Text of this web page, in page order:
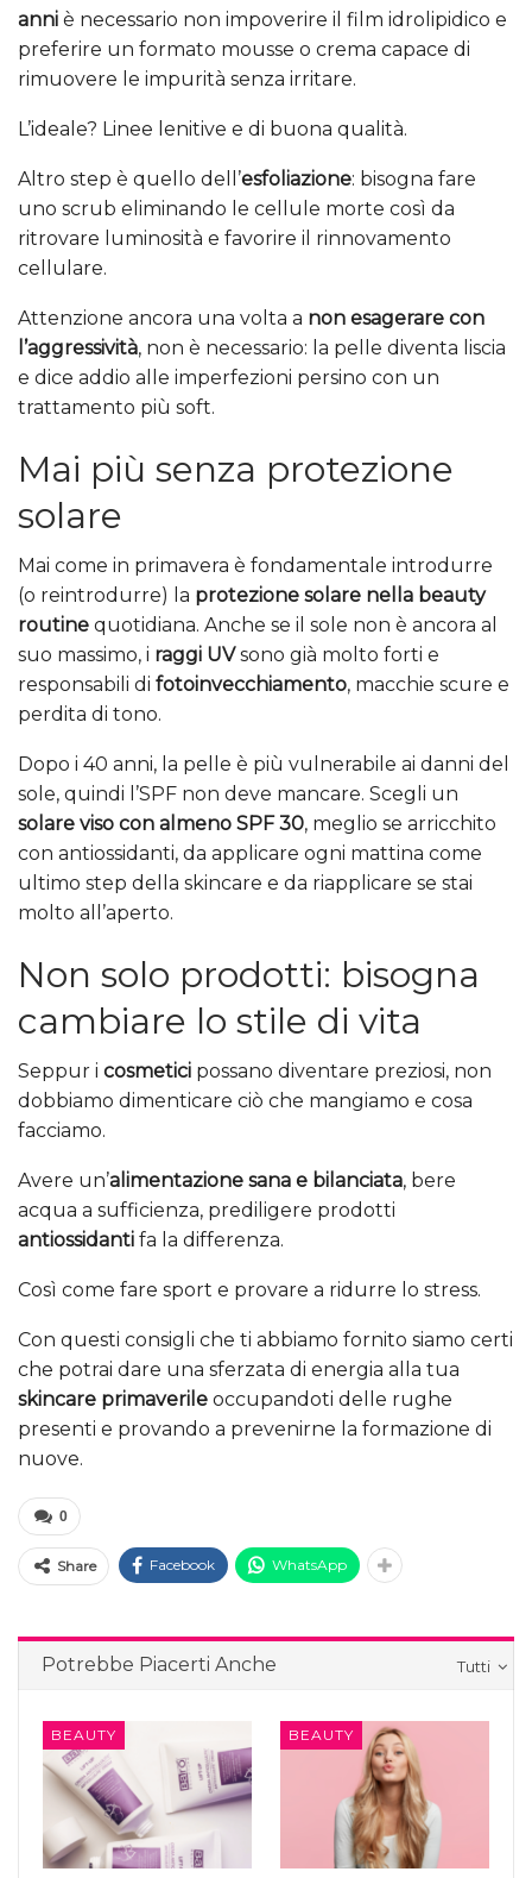
anni è necessario non impoverire il film idrolipidico e
preferire un formato mousse o crema capace di
rimuovere le impurità senza irritare.
L’ideale? Linee lenitive e di buona qualità.
Altro step è quello dell’esfoliazione: bisogna fare
uno scrub eliminando le cellule morte così da
ritrovare luminosità e favorire il rinnovamento
cellulare.
Attenzione ancora una volta a non esagerare con
l’aggressività, non è necessario: la pelle diventa liscia
e dice addio alle imperfezioni persino con un
trattamento più soft.
Mai più senza protezione
solare
Mai come in primavera è fondamentale introdurre
(o reintrodurre) la protezione solare nella beauty
routine quotidiana. Anche se il sole non è ancora al
suo massimo, i raggi UVsono già molto forti e
responsabili di fotoinvecchiamento, macchie scure e
perdita di tono.
Dopo i 40 anni, la pelle è più vulnerabile ai danni del
sole, quindi l’SPF non deve mancare. Scegli un
solare viso con almeno SPF 30, meglio se arricchito
con antiossidanti, da applicare ogni mattina come
ultimo step della skincare e da riapplicare se stai
molto all’aperto.
Non solo prodotti: bisogna
cambiare lo stile di vita
Seppur i cosmetici possano diventare preziosi, non
dobbiamo dimenticare ciò che mangiamo e cosa
facciamo.
Avere un’alimentazione sana e bilanciata, bere
acqua a sufficienza, prediligere prodotti
antiossidanti fa la differenza.
Così come fare sport e provare a ridurre lo stress.
Con questi consigli che ti abbiamo fornito siamo certi
che potrai dare una sferzata di energia alla tua
skincare primaverile occupandoti delle rughe
presenti e provando a prevenirne la formazione di
nuove.
0
Share Facebook WhatsApp
Tutti
Potrebbe Piacerti Anche
BEAUTY BEAUTY